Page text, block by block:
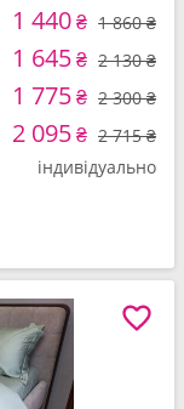
1 440₴ 1 860 ₴
1 645₴ 2 130 ₴
1 775₴ 2 300 ₴
2 095₴ 2 715 ₴
індивідуально